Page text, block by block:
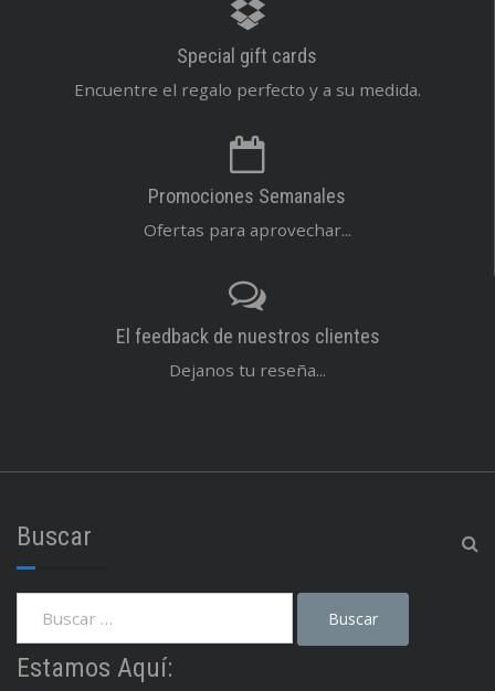
Special gift cards
Encuentre el regalo perfecto y a su medida.
Promociones Semanales
Ofertas para aprovechar...
El feedback de nuestros clientes
Dejanos tu reseña...
Buscar
Estamos Aquí: